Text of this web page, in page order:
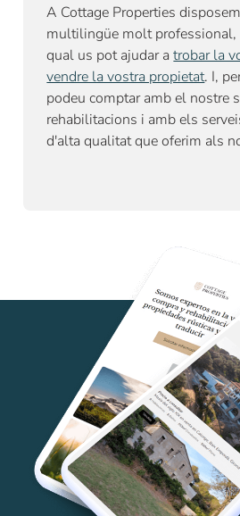
A Cottage Properties
multilingüe molt professional,
qual us pot ajudar atrobar la
vendre la vostra propietat. I,
podeu comptar amb el nostre
rehabilitacions i amb els
d'alta qualitat que oferim als